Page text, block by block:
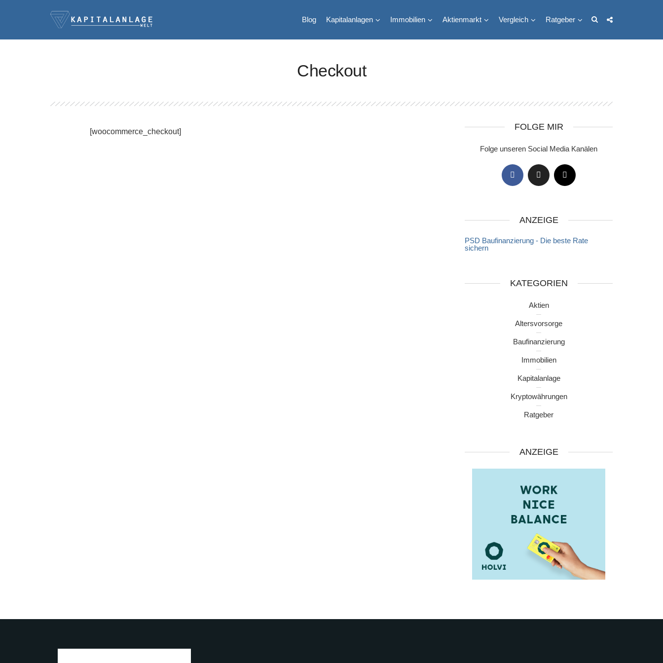
Blog Kapitalanlagen Immobilien Aktienmarkt Vergleich Ratgeber
Checkout
[woocommerce_checkout] FOLGE MIR
Folge unseren Social Media Kanälen
ANZEIGE
PSD Baufinanzierung - Die beste Rate
sichern
KATEGORIEN
Aktien
Altersvorsorge
Baufinanzierung
Immobilien
Kapitalanlage
Kryptowährungen
Ratgeber
ANZEIGE